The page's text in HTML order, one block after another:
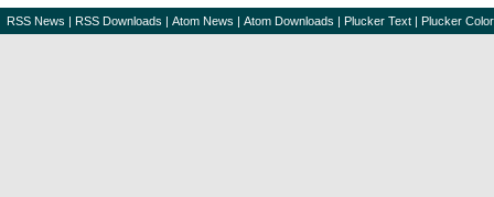
RSS News | RSS Downloads | Atom News | Atom Downloads | Plucker Text | Plucker Color